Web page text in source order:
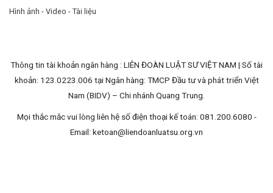
Hình ảnh - Video - Tài liệu
Thông tin tài khoản ngân hàng : LIÊN ĐOÀN LUẬT SƯ VIỆT NAM | Số tài
khoản: 123.0223.006 tại Ngân hàng: TMCP Đầu tư và phát triển Việt
Nam (BIDV) – Chi nhánh Quang Trung.
Mọi thắc mắc vui lòng liên hệ số điện thoại kế toán: 081.200.6080 -
Email: ketoan@liendoanluatsu.org.vn